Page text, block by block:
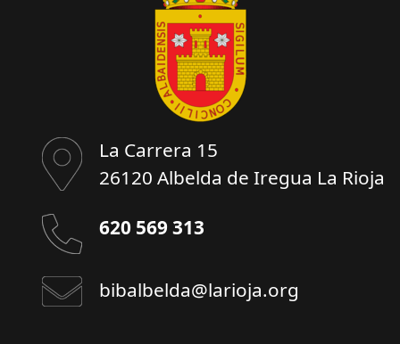
La Carrera 15
26120 Albelda de Iregua La Rioja
620 569 313
bibalbelda@larioja.org